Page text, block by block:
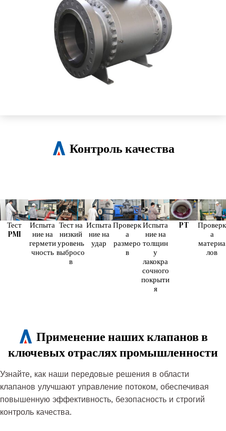
Контроль качества
Тест
PMI
Испыта
ние на
гермети
чность
Тест на
низкий
уровень
выбросо
в
Испыта
ние на
удар
Проверк
а
размеро
в
Испыта
ние на
толщин
у
лакокра
сочного
покрыти
я
PT
Проверк
а
материа
лов
Применение наших клапанов в
ключевых отраслях промышленности
Узнайте, как наши передовые решения в области
клапанов улучшают управление потоком, обеспечивая
повышенную эффективность, безопасность и строгий
контроль качества.